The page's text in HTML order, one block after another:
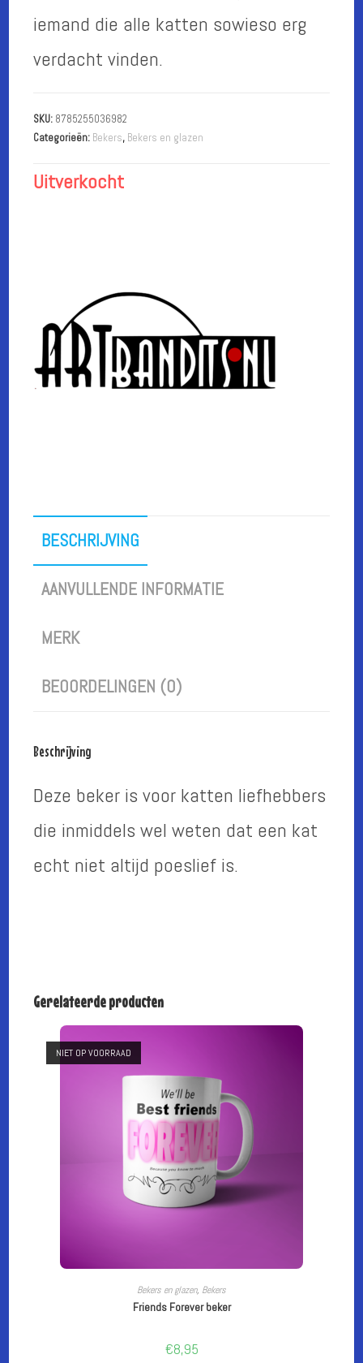
iemand die alle katten sowieso erg
verdacht vinden.
SKU: 8785255036982
Categorieën: Bekers, Bekers en glazen
Uitverkocht
BESCHRIJVING
AANVULLENDE INFORMATIE
MERK
BEOORDELINGEN (0)
Beschrijving
Deze beker is voor katten liefhebbers
die inmiddels wel weten dat een kat
echt niet altijd poeslief is.
Gerelateerde producten
NIET OP VOORRAAD
LEES VERDER
Bekers en glazen, Bekers
Friends Forever beker
€8,95